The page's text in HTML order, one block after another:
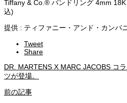
Tiffany & Co.® バンドリング 4mm
込)
提供 : ティファニー・アンド・カンパ
Tweet
Share
DR. MARTENS X MARC JACOBS コ
ツが登場。
前の記事